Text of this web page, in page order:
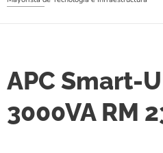
APC Smart-
3000VA RM